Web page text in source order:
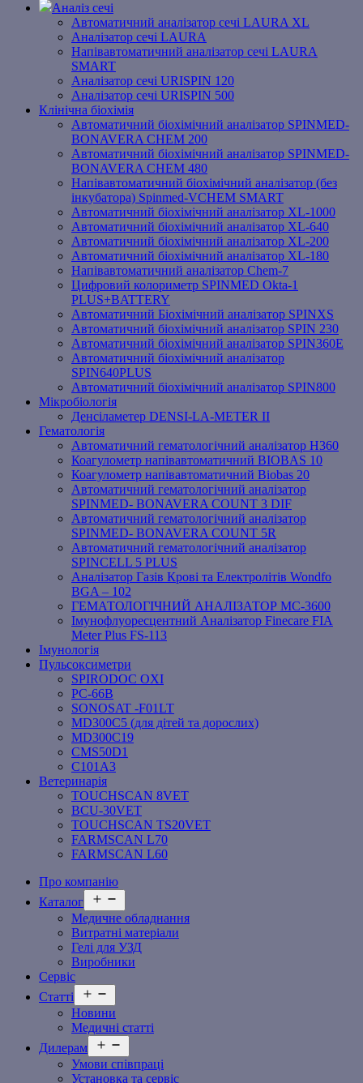
Аналіз сечі
Автоматичний аналізатор сечі LAURA XL
Аналізатор сечі LAURA
Напівавтоматичний аналізатор сечі LAURA
SMART
Аналізатор сечі URISPIN 120
Аналізатор сечі URISPIN 500
Клінічна біохімія
Автоматичний біохімічний аналізатор SPINMED-
BONAVERA CHEM 200
Автоматичний біохімічний аналізатор SPINMED-
BONAVERA CHEM 480
Напівавтоматичний біохімічний аналізатор (без
інкубатора) Spinmed-VCHEM SMART
Автоматичний біохімічний аналізатор XL-1000
Автоматичний біохімічний аналізатор XL-640
Автоматичний біохімічний аналізатор XL-200
Автоматичний біохімічний аналізатор XL-180
Напівавтоматичний аналізатор Chem-7
Цифровий колориметр SPINMED Okta-1
PLUS+BATTERY
Автоматичний Біохімічний аналізатор SPINXS
Автоматичний біохімічний аналізатор SPIN 230
Автоматичний біохімічний аналізатор SPIN360E
Автоматичний біохімічний аналізатор
SPIN640PLUS
Автоматичний біохімічний аналізатор SPIN800
Мікробіологія
Денсіламетер DENSI-LA-METER ІІ
Гематологія
Автоматичний гематологічний аналізатор Н360
Коагулометр напівавтоматичний BIOBAS 10
Коагулометр напівавтоматичний Biobas 20
Автоматичний гематологічний аналізатор
SPINMED- BONAVERA COUNT 3 DIF
Автоматичний гематологічний аналізатор
SPINMED- BONAVERA COUNT 5R
Автоматичний гематологічний аналізатор
SPINCELL 5 PLUS
Аналізатор Газів Крові та Електролітів Wondfo
BGA – 102
ГЕМАТОЛОГІЧНИЙ АНАЛІЗАТОР MC-3600
Імунофлуоресцентний Аналізатор Finecare FIA
Meter Plus FS-113
Імунологія
Пульсоксиметри
SPIRODOC OXI
PC-66B
SONOSAT -F01LT
MD300C5 (для дітей та дорослих)
MD300C19
СMS50D1
С101A3
Ветеринарія
TOUCHSCAN 8VET
BCU-30VET
TOUCHSCAN TS20VET
FARMSCAN L70
FARMSCAN L60
Про компанію
Каталог
меню
Медичне обладнання
Витратні матеріали
Гелі для УЗД
Виробники
Сервіс
Статті
меню
Новини
Медичні статті
Дилерам
меню
Умови співпраці
Установка та сервіс